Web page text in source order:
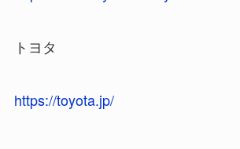
トヨタ
https://toyota.jp/